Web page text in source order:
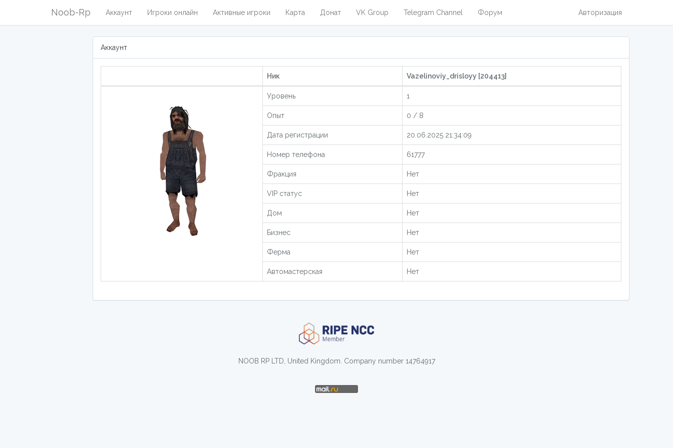
Noob-Rp Аккаунт Игроки онлайн Активные игроки Карта Донат VK Group Telegram Channel Форум Авторизация
Аккаунт
Ник Vazelinoviy_drisloyy [204413]
Уровень 1
Опыт 0 / 8
Дата регистрации 20.06.2025 21:34:09
Номер телефона 61777
Фракция Нет
VIP статус Нет
Дом Нет
Бизнес Нет
Ферма Нет
Автомастерская Нет
NOOB RP LTD, United Kingdom. Company number 14764917